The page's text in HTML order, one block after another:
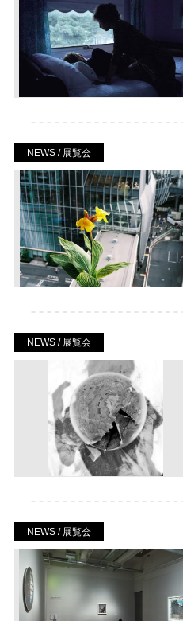
NEWS / 展覧会
NEWS / 展覧会
NEWS / 展覧会